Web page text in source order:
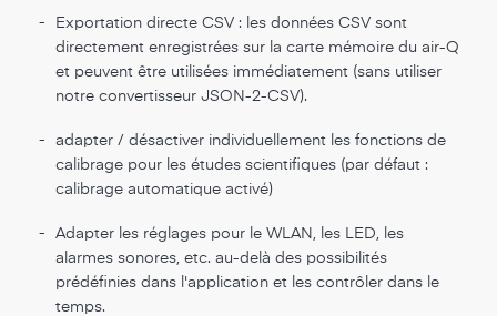
-
Exportation directe CSV : les données CSV sont
directement enregistrées sur la carte mémoire du air-Q
et peuvent être utilisées immédiatement (sans utiliser
notre convertisseur JSON-2-CSV).
-
adapter / désactiver individuellement les fonctions de
calibrage pour les études scientifiques (par défaut :
calibrage automatique activé)
-
Adapter les réglages pour le WLAN, les LED, les
alarmes sonores, etc. au-delà des possibilités
prédéfinies dans l'application et les contrôler dans le
temps.